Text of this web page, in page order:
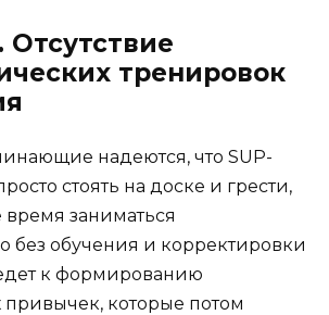
тренировок
надеются, что SUP-
стоять на доске и грести,
время заниматься
без обучения и корректировки
к формированию
которые потом